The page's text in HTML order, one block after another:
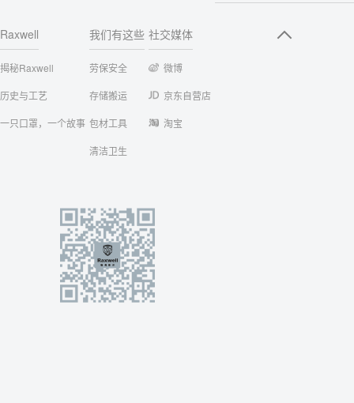
Raxwell
揭秘Raxwell
历史与工艺
一只口罩，一个故事
我们有这些
劳保安全
存储搬运
包材工具
清洁卫生
社交媒体
微博
京东自营店
淘宝